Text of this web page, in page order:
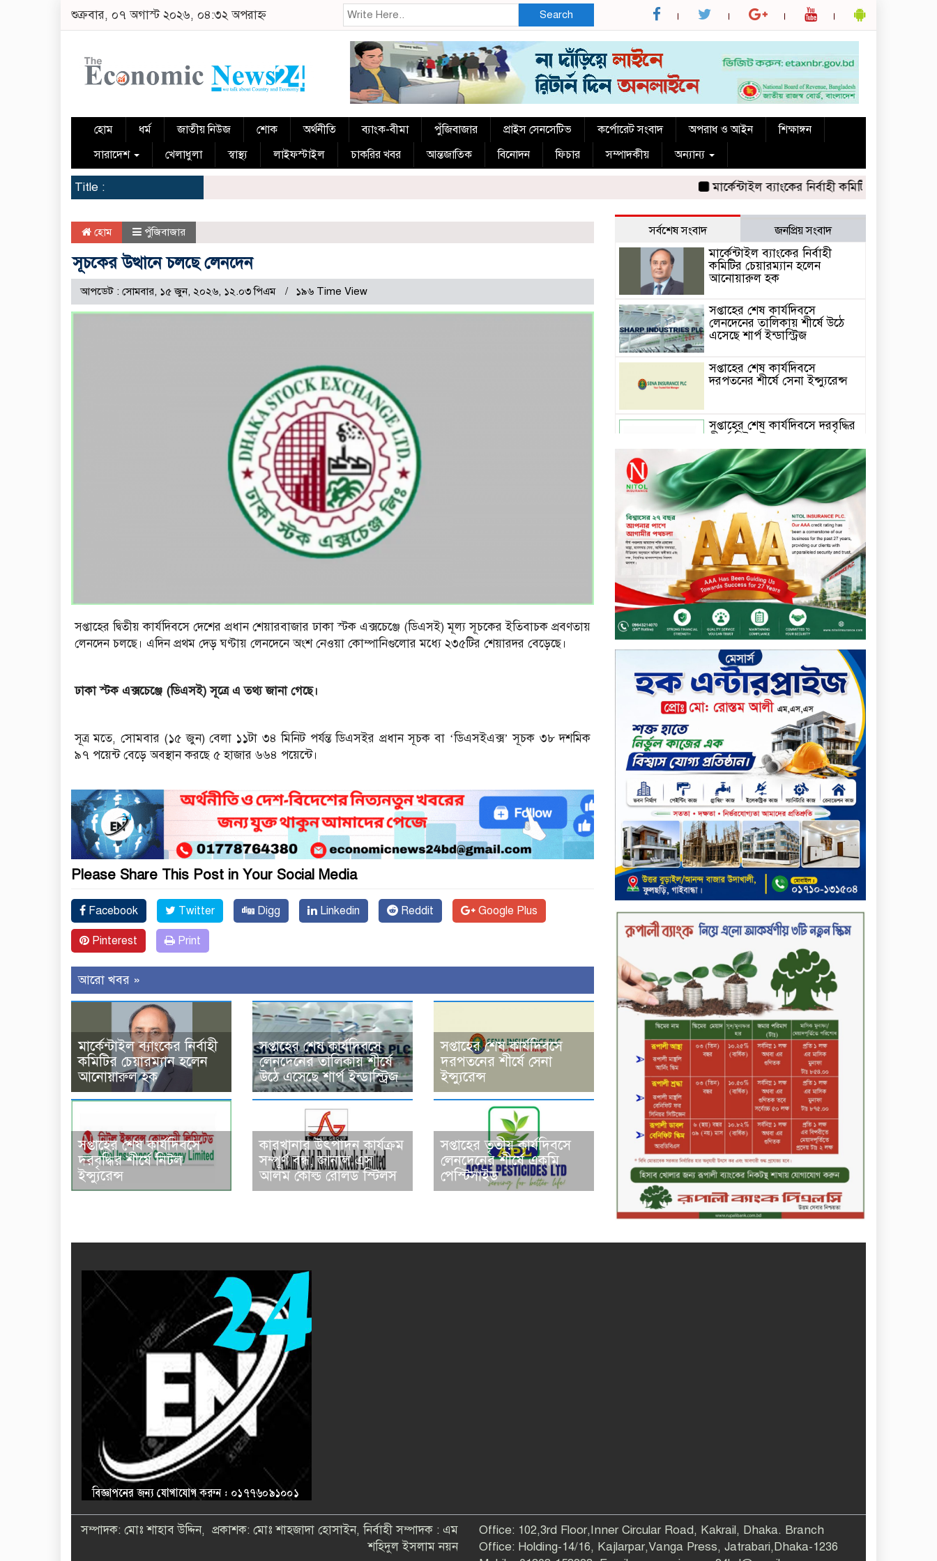
শুক্রবার, ০৭ অগাস্ট ২০২৬, ০৪:৩২ অপরাহ্ন Search
হোম ধর্ম জাতীয় নিউজ শোক অর্থনীতি ব্যাংক-বীমা পুঁজিবাজার প্রাইস সেনসেটিভ কর্পোরেট সংবাদ অপরাধ ও আইন
শিক্ষাঙ্গন
সারাদেশ
খেলাধুলা স্বাস্থ্য লাইফস্টাইল চাকরির খবর আন্তজাতিক বিনোদন ফিচার সম্পাদকীয় অন্যান্য
Title : মার্কেন্টাইল ব্যাংকের নির্বাহী কমিটির চেয়ারম্যান
হোম পুঁজিবাজার
সূচকের উত্থানে চলছে লেনদেন
আপডেট : সোমবার, ১৫ জুন, ২০২৬, ১২.০৩ পিএম ১৯৬ Time View
সপ্তাহের দ্বিতীয় কার্যদিবসে দেশের প্রধান শেয়ারবাজার ঢাকা স্টক এক্সচেঞ্জে (ডিএসই) মূল্য সূচকের ইতিবাচক প্রবণতায়
লেনদেন চলছে। এদিন প্রথম দেড় ঘণ্টায় লেনদেনে অংশ নেওয়া কোম্পানিগুলোর মধ্যে ২৩৫টির শেয়ারদর বেড়েছে।
ঢাকা স্টক এক্সচেঞ্জে (ডিএসই) সূত্রে এ তথ্য জানা গেছে।
সূত্র মতে, সোমবার (১৫ জুন) বেলা ১১টা ৩৪ মিনিট পর্যন্ত ডিএসইর প্রধান সূচক বা ‘ডিএসইএক্স’ সূচক ৩৮ দশমিক
৯৭ পয়েন্ট বেড়ে অবস্থান করছে ৫ হাজার ৬৬৪ পয়েন্টে।
Please Share This Post in Your Social Media
Facebook Twitter Digg Linkedin Reddit Google Plus
Pinterest Print
আরো খবর »
মার্কেন্টাইল ব্যাংকের নির্বাহী
কমিটির চেয়ারম্যান হলেন
আনোয়ারুল হক
সপ্তাহের শেষ কার্যদিবসে
লেনদেনের তালিকায় শীর্ষে
উঠে এসেছে শার্প ইন্ডাস্ট্রিজ
সপ্তাহের শেষ কার্যদিবসে
দরপতনের শীর্ষে সেনা
ইন্স্যুরেন্স
সপ্তাহের শেষ কার্যদিবসে
দরবৃদ্ধির শীর্ষে নিটল
ইন্স্যুরেন্স
কারখানার উৎপাদন কার্যক্রম
সম্পূর্ণ বন্ধ, জানাল এস
আলম কোল্ড রোলড স্টিলস
সপ্তাহের তৃতীয় কার্যদিবসে
লেনদেনের শীর্ষে একমি
পেস্টিসাইড
সর্বশেষ সংবাদ জনপ্রিয় সংবাদ
মার্কেন্টাইল ব্যাংকের নির্বাহী
কমিটির চেয়ারম্যান হলেন
আনোয়ারুল হক
সপ্তাহের শেষ কার্যদিবসে
লেনদেনের তালিকায় শীর্ষে উঠে
এসেছে শার্প ইন্ডাস্ট্রিজ
সপ্তাহের শেষ কার্যদিবসে
দরপতনের শীর্ষে সেনা ইন্স্যুরেন্স
সপ্তাহের শেষ কার্যদিবসে দরবৃদ্ধির
শীর্ষে নিটল ইন্স্যুরেন্স
সিলেটের ওসমানীনগরে দুই বাসের
মুখোমুখি সংঘর্ষে ৮ জন নিহত
২০২৯ সালের মধ্যে বাংলাদেশের
সবচেয়ে বিশ্বস্ত, টেকসই ও
ক্যাশলেস ব্যাংক হওয়ার লক্ষ্য
নিয়ে ‘ভিশন ২০২৯’ উন্মোচন করল
কমিউনিটি ব্যাংক বাংলাদেশ
পিএলসি
শিক্ষার্থীদের জন্য দারাজে
এক্সক্লুসিভ ডিসকাউন্ট নিয়ে আসছে
রিয়েলমি সি১০০এক্স
পরিবারের কাছে কিশোরের
কান্নাজড়িত কণ্ঠ শোনিয়ে ১২ লাখ
টাকা মুক্তিপণ দাবি, টাকা না পেয়ে
শ্বাসরোধে হত্যা—আলোচিত
রাফিজ হত্যা মামলার অন্যতম
আসামি গাজীপুর থেকে গ্রেফতার
নড়াইলে বিএনপির ৬ নেতার
বহিষ্কারাদেশ প্রত্যাহার
দেশজুড়ে কেনাকাটায় সেরা অফার,
ব্র্যান্ড রাশ আওয়ার এবং
এক্সক্লুসিভ পেমেন্ট ডিসকাউন্ট নিয়ে
এলো দারাজ ৮.৮ গ্রেট ৮ সেল
টাঙ্গাইল জেলা পরিষদের ২৩লাখ
টাকার অনুদান বিতরণ
ডিজিটাল স্ক্রিন ছেড়ে ফসলের মাঠে
শিক্ষার্থীরা; টাঙ্গাইলের মহিষমারা
কলেজে খুন্তি-কোদালে তরুণদের
নতুন বিপ্লব!
শান্তা পিনাকলে প্রিমিয়ার ব্যাংকের
বোর্ড সভা অনুষ্ঠিত
কাফরুলে মুক্তিযোদ্ধা কল্যাণ
সমিতিতে ইশতিয়াক আজিজ
উলফাতের কোটি টাকার দুর্নীতি,
ফ্ল্যাট দখলের অপচেষ্টা ও সন্ত্রাসী
হামলা
ব্যাংকিং খাত স্থিতিশীল করতে ১৮
মাসের পরিকল্পনা কেন্দ্রীয়
ব্যাংকের
সম্পাদক: মোঃ শাহাব উদ্দিন, প্রকাশক: মোঃ শাহজাদা হোসাইন, নির্বাহী সম্পাদক : এম
শহিদুল ইসলাম নয়ন
Office: 102,3rd Floor,Inner Circular Road, Kakrail, Dhaka. Branch
Office: Holding-14/16, Kajlarpar,Vanga Press, Jatrabari,Dhaka-1236